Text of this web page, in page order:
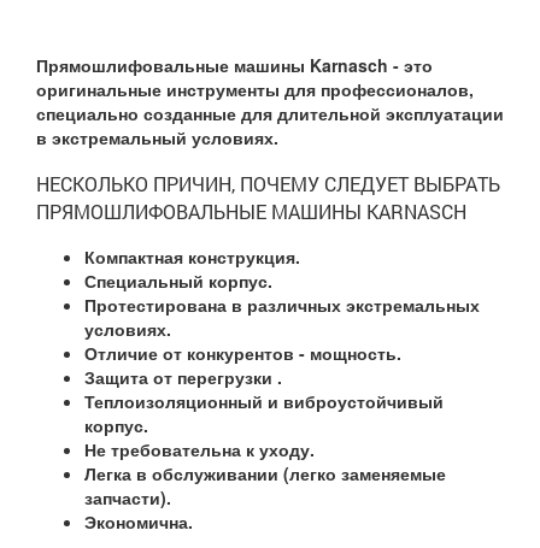
Мощность:
370 Ватт
Прямошлифовальные машины Karnasch - это
оригинальные инструменты для профессионалов,
специально созданные для длительной эксплуатации
в экстремальный условиях.
НЕСКОЛЬКО ПРИЧИН, ПОЧЕМУ СЛЕДУЕТ ВЫБРАТЬ
ПРЯМОШЛИФОВАЛЬНЫЕ МАШИНЫ KARNASCH
Компактная конструкция.
Специальный корпус.
Протестирована в различных экстремальных
условиях.
Отличие от конкурентов - мощность.
Защита от перегрузки .
Теплоизоляционный и виброустойчивый
корпус.
Не требовательна к уходу.
Легка в обслуживании (легко заменяемые
запчасти).
Экономична.